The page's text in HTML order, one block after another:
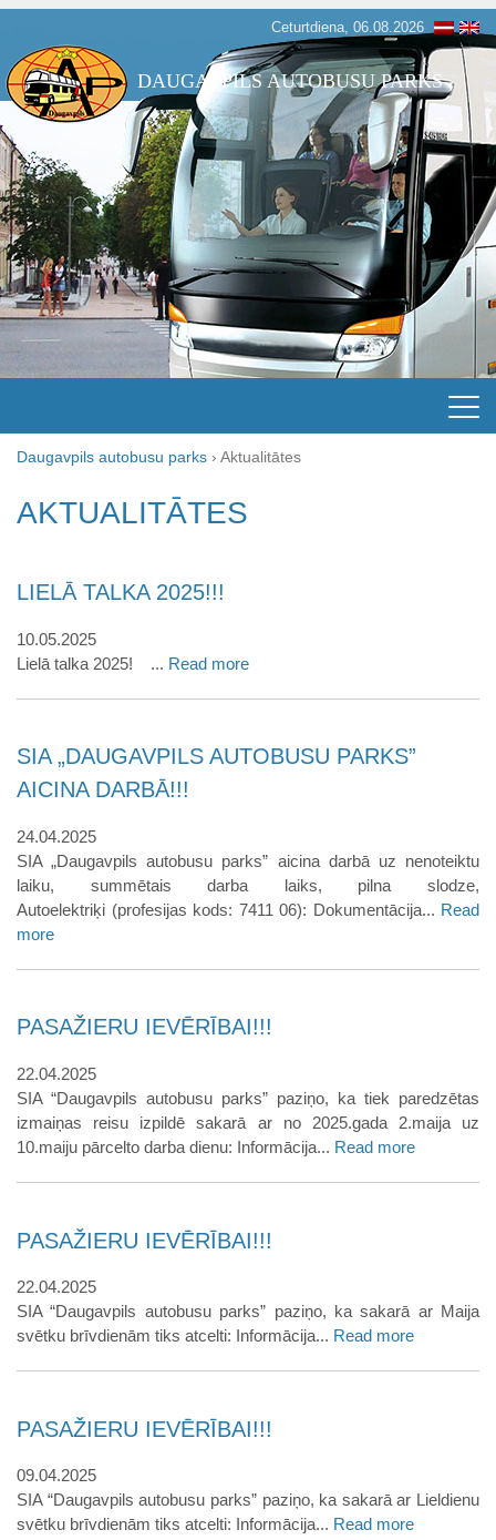
Ceturtdiena, 06.08.2026
DAUGAVPILS AUTOBUSU PARKS
Daugavpils autobusu parks › Aktualitātes
AKTUALITĀTES
LIELĀ TALKA 2025!!!
10.05.2025
Lielā talka 2025! ... Read more
SIA „DAUGAVPILS AUTOBUSU PARKS”
AICINA DARBĀ!!!
24.04.2025
SIA „Daugavpils autobusu parks” aicina darbā uz nenoteiktu
laiku, summētais darba laiks, pilna slodze,
Autoelektriķi (profesijas kods: 7411 06): Dokumentācija... Read
more
PASAŽIERU IEVĒRĪBAI!!!
22.04.2025
SIA “Daugavpils autobusu parks” paziņo, ka tiek paredzētas
izmaiņas reisu izpildē sakarā ar no 2025.gada 2.maija uz
10.maiju pārcelto darba dienu: Informācija... Read more
PASAŽIERU IEVĒRĪBAI!!!
22.04.2025
SIA “Daugavpils autobusu parks” paziņo, ka sakarā ar Maija
svētku brīvdienām tiks atcelti: Informācija... Read more
PASAŽIERU IEVĒRĪBAI!!!
09.04.2025
SIA “Daugavpils autobusu parks” paziņo, ka sakarā ar Lieldienu
svētku brīvdienām tiks atcelti: Informācija... Read more